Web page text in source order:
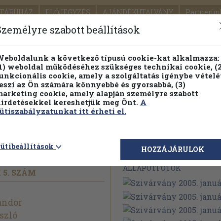
ELŐJEGYZÉS AJÁNDÉKUTALVÁNY
SEGÍTSÉG
PILLANATNYI ÁRAINK FENNTARTHATÓ
Részletes kereső Témaköri fa
SZÁM
Megvásárolható
ÁLLAPOTFOTÓK
szabott beállítások
a következő típusú cookie-kat alkalmazza:
weboldal működéséhez szükséges technikai cookie,
cookie, amely a szolgáltatás igénybe
az Ön számára könnyebbé és gyorsabbá, (3)
cookie, amely alapján személyre szabott
kereshetjük meg Önt. A
itt érheti el.
HOZZÁJÁRULOK